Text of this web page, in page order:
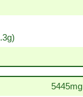
5445mg